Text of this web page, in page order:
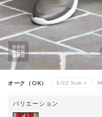
オーク（OK） S/22.5cm ×
バリエーション